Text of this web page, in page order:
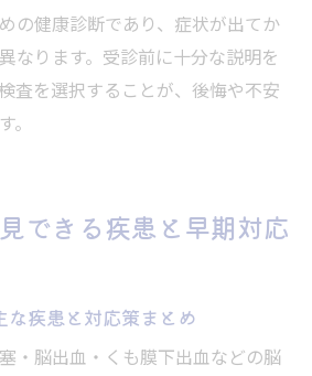
の健康診断であり、症状が出てか
なります。受診前に十分な説明を
査を選択することが、後悔や不安
できる疾患と早期対応
な疾患と対応策まとめ
・脳出血・くも膜下出血などの脳